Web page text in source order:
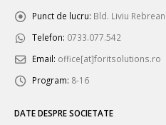
Punct de lucru: Bld. Liviu
Telefon: 0733.077.542
Email: office[at]foritsolutions.ro
Program: 8-16
DATE DESPRE SOCIETATE